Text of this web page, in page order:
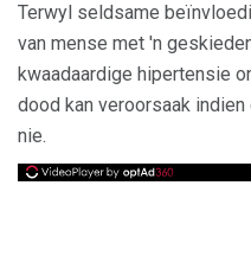
Terwyl seldsame
van mense met 'n
kwaadaardige hipertensie
dood kan veroorsaak
nie.